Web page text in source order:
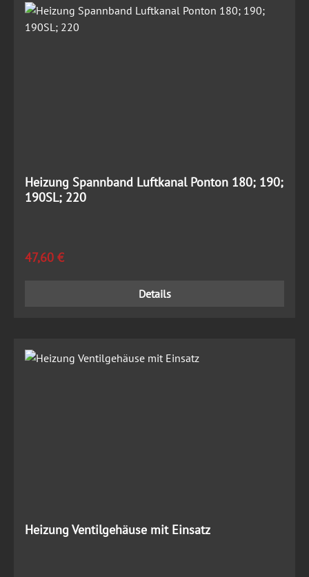
Heizung Spannband Luftkanal Ponton 180; 190;
190SL; 220
Regulärer Preis:
47,60 €
Details
Heizung Ventilgehäuse mit Einsatz